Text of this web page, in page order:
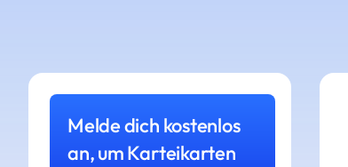
Melde dich kostenlos
an, um Karteikarten